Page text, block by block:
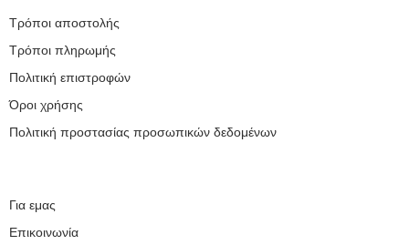
Τρόποι αποστολής
Τρόποι πληρωμής
Πολιτική επιστροφών
Όροι χρήσης
Πολιτική προστασίας προσωπικών δεδομένων
Για εμας
Επικοινωνία